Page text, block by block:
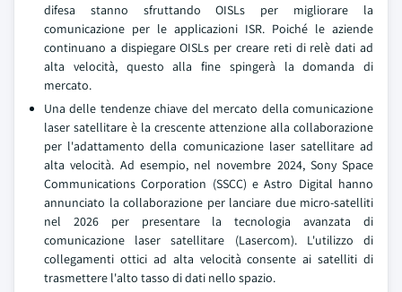
difesa stanno sfruttando OISLs per migliorare la
comunicazione per le applicazioni ISR. Poiché le aziende
continuano a dispiegare OISLs per creare reti di relè dati ad
alta velocità, questo alla fine spingerà la domanda di
mercato.
Una delle tendenze chiave del mercato della comunicazione
laser satellitare è la crescente attenzione alla collaborazione
per l'adattamento della comunicazione laser satellitare ad
alta velocità. Ad esempio, nel novembre 2024, Sony Space
Communications Corporation (SSCC) e Astro Digital hanno
annunciato la collaborazione per lanciare due micro-satelliti
nel 2026 per presentare la tecnologia avanzata di
comunicazione laser satellitare (Lasercom). L'utilizzo di
collegamenti ottici ad alta velocità consente ai satelliti di
trasmettere l'alto tasso di dati nello spazio.